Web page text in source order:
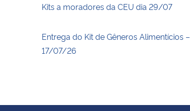
Kits a moradores da CEU dia 29/07
Entrega do Kit de Gêneros Alimentícios –
17/07/26